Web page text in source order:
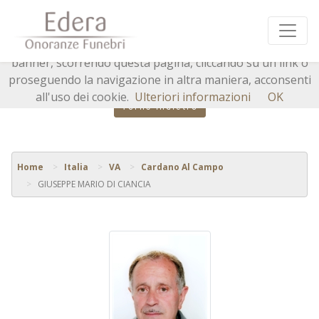
Torna indietro
Home Italia VA
Cardano Al Campo
GIUSEPPE MARIO DI CIANCIA
Questo sito o gli strumenti terzi da questo utilizzati si
avvalgono di cookie necessari al funzionamento ed utili
alle finalità illustrate nella cookie policy. Chiudendo questo
banner, scorrendo questa pagina, cliccando su un link o
proseguendo la navigazione in altra maniera, acconsenti
all'uso dei cookie. Ulteriori informazioni OK